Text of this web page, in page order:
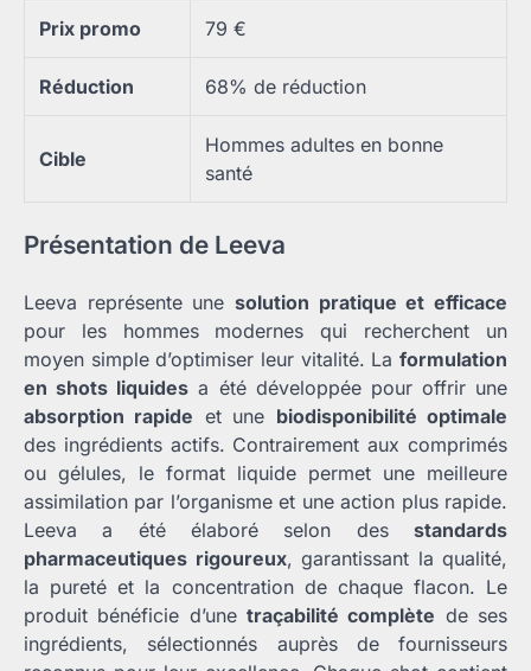
Prix promo 79 €
Réduction 68% de réduction
Cible
Hommes adultes en bonne
santé
Présentation de Leeva
Leeva représente une solution pratique et efficace
pour les hommes modernes qui recherchent un
moyen simple d’optimiser leur vitalité. La formulation
en shots liquides a été développée pour offrir une
absorption rapide et une biodisponibilité optimale
des ingrédients actifs. Contrairement aux comprimés
ou gélules, le format liquide permet une meilleure
assimilation par l’organisme et une action plus rapide.
Leeva a été élaboré selon des standards
pharmaceutiques rigoureux, garantissant la qualité,
la pureté et la concentration de chaque flacon. Le
produit bénéficie d’une traçabilité complète de ses
ingrédients, sélectionnés auprès de fournisseurs